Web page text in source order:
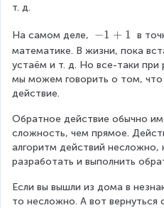
т. д.
На самом деле, -
1
+
1
−1 + 1 в
математике. В жизни, пока
устаём и т. д. Но все-таки при
мы можем говорить о том,
действие.
Обратное действие обычно
сложность, чем прямое.
алгоритм действий несложно,
разработать и выполнить
Если вы вышли из дома в
то несложно. А вот вернуться